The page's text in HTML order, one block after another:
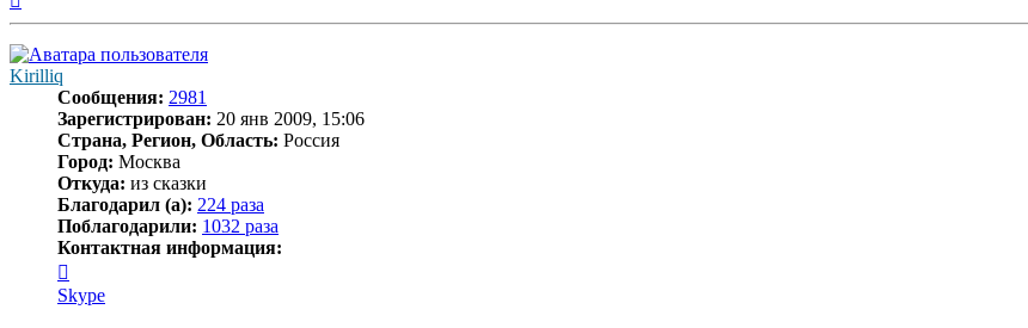
Kirilliq
Сообщения: 2981
Зарегистрирован: 20 янв 2009, 15:06
Страна, Регион, Область: Россия
Город: Москва
Откуда: из сказки
Благодарил (а): 224 раза
Поблагодарили: 1032 раза
Контактная информация:
информация
пользователя
Skype